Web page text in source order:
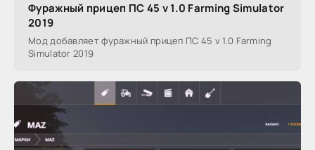
Фуражный прицеп ПС 45 v 1.0 Farming Simulator
2019
Мод добавляет фуражный прицеп ПС 45 v 1.0 Farming
Simulator 2019